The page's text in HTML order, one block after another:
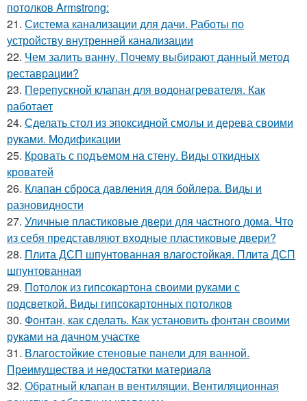
потолков Armstrong:
21. Система канализации для дачи. Работы по
устройству внутренней канализации
22. Чем залить ванну. Почему выбирают данный метод
реставрации?
23. Перепускной клапан для водонагревателя. Как
работает
24. Сделать стол из эпоксидной смолы и дерева своими
руками. Модификации
25. Кровать с подъемом на стену. Виды откидных
кроватей
26. Клапан сброса давления для бойлера. Виды и
разновидности
27. Уличные пластиковые двери для частного дома. Что
из себя представляют входные пластиковые двери?
28. Плита ДСП шпунтованная влагостойкая. Плита ДСП
шпунтованная
29. Потолок из гипсокартона своими руками с
подсветкой. Виды гипсокартонных потолков
30. Фонтан, как сделать. Как установить фонтан своими
руками на дачном участке
31. Влагостойкие стеновые панели для ванной.
Преимущества и недостатки материала
32. Обратный клапан в вентиляции. Вентиляционная